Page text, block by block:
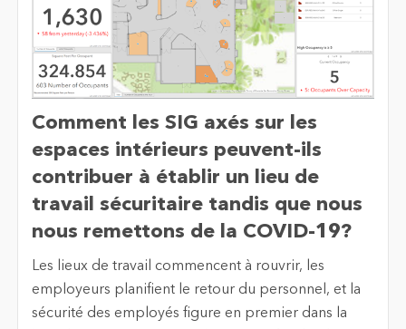
Comment les SIG axés sur les
espaces intérieurs peuvent-ils
contribuer à établir un lieu de
travail sécuritaire tandis que nous
nous remettons de la COVID-19?
Les lieux de travail commencent à rouvrir, les
employeurs planifient le retour du personnel, et la
sécurité des employés figure en premier dans la